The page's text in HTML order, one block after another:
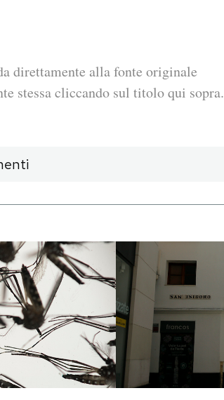
direttamente alla fonte originale
stessa cliccando sul titolo qui sopra.